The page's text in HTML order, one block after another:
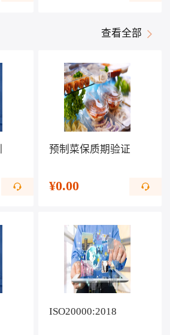
查看全部
预制菜保质期验证
¥0.00
ISO20000:2018